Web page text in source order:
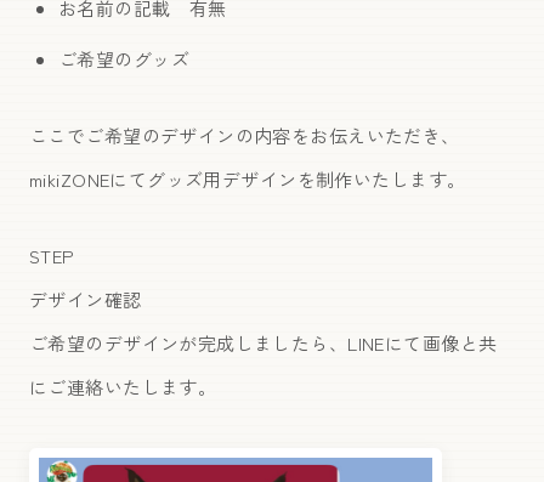
お名前の記載 有無
ご希望のグッズ
ここでご希望のデザインの内容をお伝えいただき、
mikiZONEにてグッズ用デザインを制作いたします。
STEP
デザイン確認
ご希望のデザインが完成しましたら、LINEにて画像と共
にご連絡いたします。